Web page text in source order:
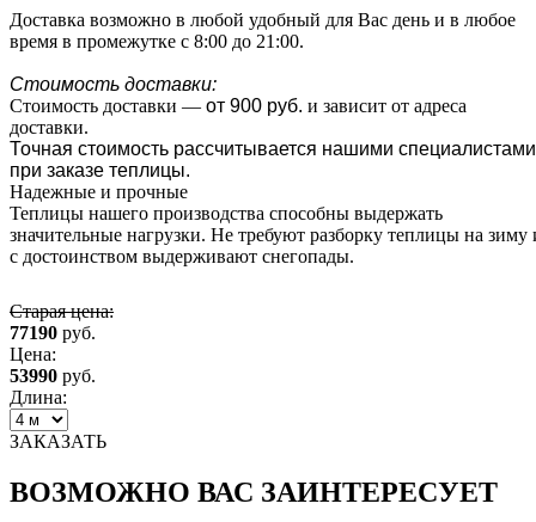
Доставка возможно в любой удобный для Вас день и в любое
время в промежутке с 8:00 до 21:00.
Стоимость доставки:
Стоимость доставки — от 900 руб. и зависит от адреса
доставки.
Точная стоимость рассчитывается нашими специалистами
при заказе теплицы.
Надежные и прочные
Теплицы нашего производства способны выдержать
значительные нагрузки. Не требуют разборку теплицы на зиму
с достоинством выдерживают снегопады.
Старая цена:
77190 руб.
Цена:
53990 руб.
Длина:
ЗАКАЗАТЬ
ВОЗМОЖНО ВАС ЗАИНТЕРЕСУЕТ